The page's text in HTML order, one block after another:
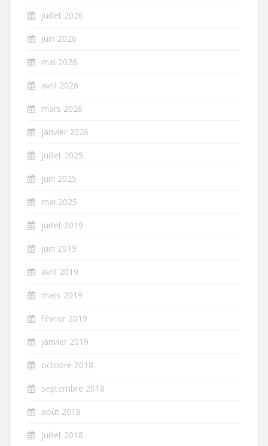
juillet 2026
juin 2026
mai 2026
avril 2026
mars 2026
janvier 2026
juillet 2025
juin 2025
mai 2025
juillet 2019
juin 2019
avril 2019
mars 2019
février 2019
janvier 2019
octobre 2018
septembre 2018
août 2018
juillet 2018